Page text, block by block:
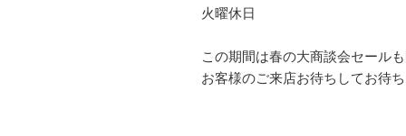
火曜休日
この期間は春の大商談会セール
お客様のご来店お待ちしてお待